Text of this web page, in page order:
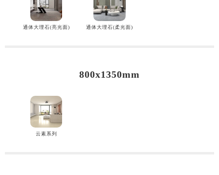
通体大理石(亮光面) 通体大理石(柔光面)
800x1350mm
云素系列